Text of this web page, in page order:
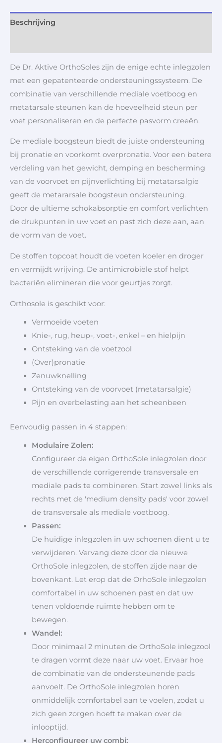
Beschrijving
De Dr. Aktive OrthoSoles zijn de enige echte inlegzolen
met een gepatenteerde ondersteuningssysteem. De
combinatie van verschillende mediale voetboog en
metatarsale steunen kan de hoeveelheid steun per
voet personaliseren en de perfecte pasvorm creeën.
De mediale boogsteun biedt de juiste ondersteuning
bij pronatie en voorkomt overpronatie. Voor een betere
verdeling van het gewicht, demping en bescherming
van de voorvoet en pijnverlichting bij metatarsalgie
geeft de metararsale boogsteun ondersteuning.
Door de ultieme schokabsorptie en comfort verlichten
de drukpunten in uw voet en past zich deze aan, aan
de vorm van de voet.
De stoffen topcoat houdt de voeten koeler en droger
en vermijdt wrijving. De antimicrobiële stof helpt
bacteriën elimineren die voor geurtjes zorgt.
Orthosole is geschikt voor:
Vermoeide voeten
Knie-, rug, heup-, voet-, enkel – en hielpijn
Ontsteking van de voetzool
(Over)pronatie
Zenuwknelling
Ontsteking van de voorvoet (metatarsalgie)
Pijn en overbelasting aan het scheenbeen
Eenvoudig passen in 4 stappen:
Modulaire Zolen:
Configureer de eigen OrthoSole inlegzolen door
de verschillende corrigerende transversale en
mediale pads te combineren. Start zowel links als
rechts met de 'medium density pads' voor zowel
de transversale als mediale voetboog.
Passen:
De huidige inlegzolen in uw schoenen dient u te
verwijderen. Vervang deze door de nieuwe
OrthoSole inlegzolen, de stoffen zijde naar de
bovenkant. Let erop dat de OrhoSole inlegzolen
comfortabel in uw schoenen past en dat uw
tenen voldoende ruimte hebben om te
bewegen.
Wandel:
Door minimaal 2 minuten de OrthoSole inlegzool
te dragen vormt deze naar uw voet. Ervaar hoe
de combinatie van de ondersteunende pads
aanvoelt. De OrthoSole inlegzolen horen
onmiddelijk comfortabel aan te voelen, zodat u
zich geen zorgen hoeft te maken over de
inlooptijd.
Herconfigureer uw combi: